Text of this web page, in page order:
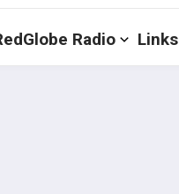
Radio Links